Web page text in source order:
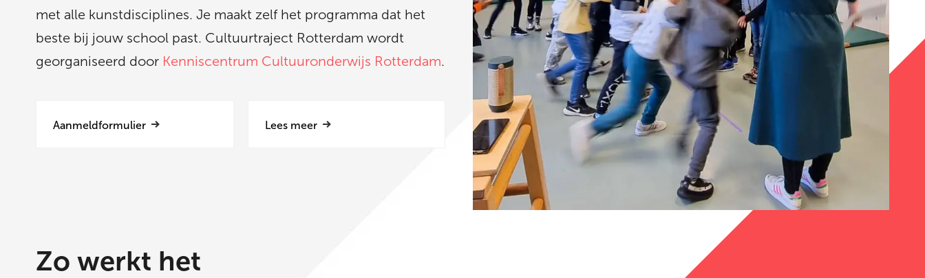
met alle kunstdisciplines. Je maakt zelf het programma dat het
beste bij jouw school past. Cultuurtraject Rotterdam wordt
georganiseerd door Kenniscentrum Cultuuronderwijs Rotterdam.
Aanmeldformulier Lees meer
Zo werkt het